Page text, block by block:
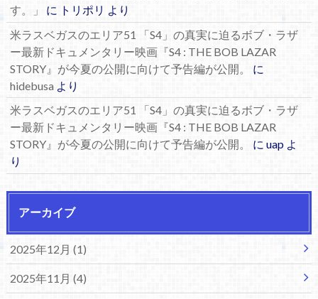
す。」
に トリポリ より
米ラスベガスのエリア51 「S4」の真実に迫るボブ・ラザ
ー最新ドキュメンタリー映画『S4 : THE BOB LAZAR
STORY』が今夏の公開に向けて予告編が公開。
に
hidebusaより
米ラスベガスのエリア51 「S4」の真実に迫るボブ・ラザ
ー最新ドキュメンタリー映画『S4 : THE BOB LAZAR
STORY』が今夏の公開に向けて予告編が公開。
に uapよ
り
アーカイブ
2025年12月 (1)
2025年11月 (4)